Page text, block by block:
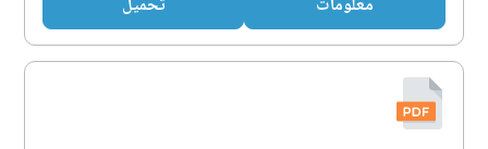
معلومات تحميل